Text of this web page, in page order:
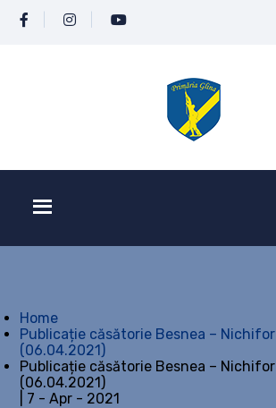
Home
Publicație căsătorie Besnea – Nichifor
(06.04.2021)
Publicație căsătorie Besnea – Nichifor
(06.04.2021)
| 7 - Apr - 2021